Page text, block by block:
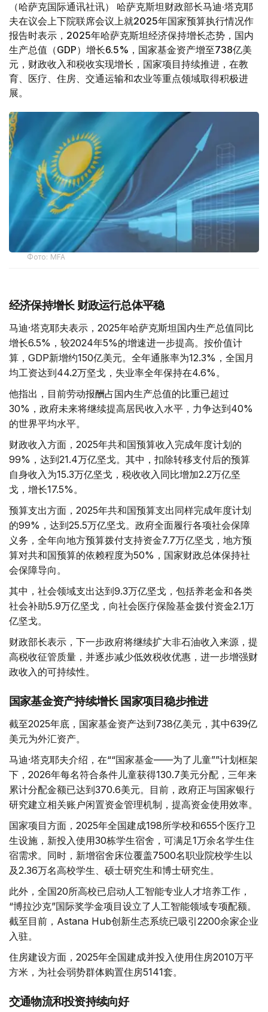
（哈萨克国际通讯社讯） 哈萨克斯坦财政部长马迪·塔克耶
夫在议会上下院联席会议上就2025年国家预算执行情况作
报告时表示，2025年哈萨克斯坦经济保持增长态势，国内
生产总值（GDP）增长6.5%，国家基金资产增至738亿美
元，财政收入和税收实现增长，国家项目持续推进，在教
育、医疗、住房、交通运输和农业等重点领域取得积极进
展。
Фото: MFA
经济保持增长 财政运行总体平稳
马迪·塔克耶夫表示，2025年哈萨克斯坦国内生产总值同比
增长6.5%，较2024年5%的增速进一步提高。按价值计
算，GDP新增约150亿美元。全年通胀率为12.3%，全国月
均工资达到44.2万坚戈，失业率全年保持在4.6%。
他指出，目前劳动报酬占国内生产总值的比重已超过
30%，政府未来将继续提高居民收入水平，力争达到40%
的世界平均水平。
财政收入方面，2025年共和国预算收入完成年度计划的
99%，达到21.4万亿坚戈。其中，扣除转移支付后的预算
自身收入为15.3万亿坚戈，税收收入同比增加2.2万亿坚
戈，增长17.5%。
预算支出方面，2025年共和国预算支出同样完成年度计划
的99%，达到25.5万亿坚戈。政府全面履行各项社会保障
义务，全年向地方预算拨付支持资金7.7万亿坚戈，地方预
算对共和国预算的依赖程度为50%，国家财政总体保持社
会保障导向。
其中，社会领域支出达到9.3万亿坚戈，包括养老金和各类
社会补助5.9万亿坚戈，向社会医疗保险基金拨付资金2.1万
亿坚戈。
财政部长表示，下一步政府将继续扩大非石油收入来源，提
高税收征管质量，并逐步减少低效税收优惠，进一步增强财
政收入的可持续性。
国家基金资产持续增长 国家项目稳步推进
截至2025年底，国家基金资产达到738亿美元，其中639亿
美元为外汇资产。
马迪·塔克耶夫介绍，在““国家基金——为了儿童””计划框架
下，2026年每名符合条件儿童获得130.7美元分配，三年来
累计分配金额已达到370.6美元。目前，政府正与国家银行
研究建立相关账户闲置资金管理机制，提高资金使用效率。
国家项目方面，2025年全国建成198所学校和655个医疗卫
生设施，新投入使用30栋学生宿舍，可满足1万余名学生住
宿需求。同时，新增宿舍床位覆盖7500名职业院校学生以
及2.36万名高校学生、硕士研究生和博士研究生。
此外，全国20所高校已启动人工智能专业人才培养工作，
“博拉沙克”国际奖学金项目设立了人工智能领域专项配额。
截至目前，Astana Hub创新生态系统已吸引2200余家企业
入驻。
住房建设方面，2025年全国建成并投入使用住房2010万平
方米，为社会弱势群体购置住房5141套。
交通物流和投资持续向好